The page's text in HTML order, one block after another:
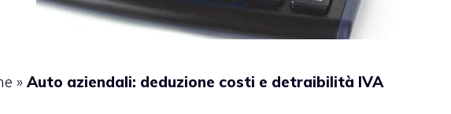
» Auto aziendali: deduzione costi e detraibilità IVA